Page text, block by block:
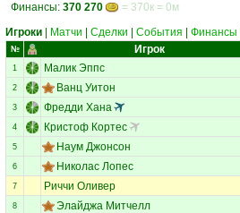
Финансы: 370 270
= 370к = 0м
Игроки
Матчи Сделки События Финансы
№ Игрок
1 Малик Эппс
2 Ванц Уитон
3 Фредди Хана
4 Кристоф Кортес
5 Наум Джонсон
6 Николас Лопес
7 Риччи Оливер
8 Элайджа Митчелл